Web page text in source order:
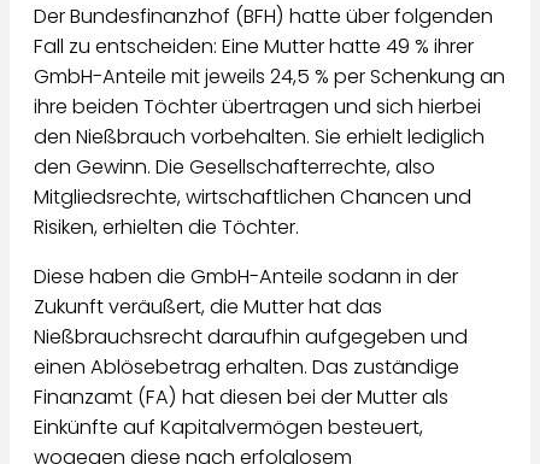
Der Bundesfinanzhof (BFH) hatte über folgenden
Fall zu entscheiden: Eine Mutter hatte 49 % ihrer
GmbH-Anteile mit jeweils 24,5 % per Schenkung an
ihre beiden Töchter übertragen und sich hierbei
den Nießbrauch vorbehalten. Sie erhielt lediglich
den Gewinn. Die Gesellschafterrechte, also
Mitgliedsrechte, wirtschaftlichen Chancen und
Risiken, erhielten die Töchter.
Diese haben die GmbH-Anteile sodann in der
Zukunft veräußert, die Mutter hat das
Nießbrauchsrecht daraufhin aufgegeben und
einen Ablösebetrag erhalten. Das zuständige
Finanzamt (FA) hat diesen bei der Mutter als
Einkünfte auf Kapitalvermögen besteuert,
wogegen diese nach erfolglosem